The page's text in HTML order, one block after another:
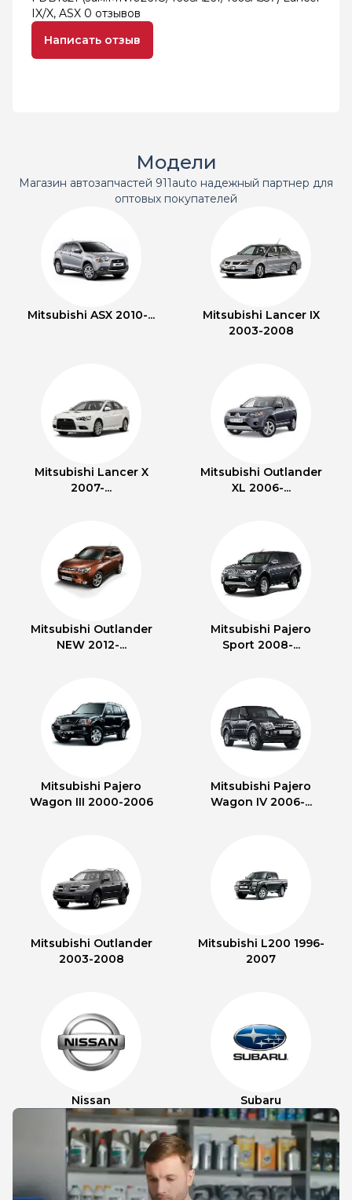
IX/X, ASX 0 отзывов
Написать отзыв
Модели
Магазин автозапчастей 911auto надежный партнер для
оптовых покупателей
Mitsubishi ASX 2010-...
Mitsubishi Lancer IX
2003-2008
Mitsubishi Lancer X
2007-...
Mitsubishi Outlander
XL 2006-...
Mitsubishi Outlander
NEW 2012-...
Mitsubishi Pajero
Sport 2008-...
Mitsubishi Pajero
Wagon III 2000-2006
Mitsubishi Pajero
Wagon IV 2006-...
Mitsubishi Outlander
2003-2008
Mitsubishi L200 1996-
2007
Nissan Subaru